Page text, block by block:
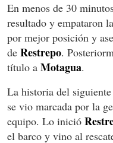
En menos de 30
resultado y empataron
por mejor posición y
de Restrepo.
título a Motagua.
La historia del
se vio marcada por la
equipo. Lo inició
el barco y vino al